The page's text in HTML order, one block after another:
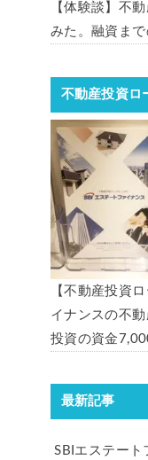
【体験談】不
みた。融資ま
不動産投資ロ
【不動産投資
イナンスの不
投資の資金
最新記事
SBIエステート